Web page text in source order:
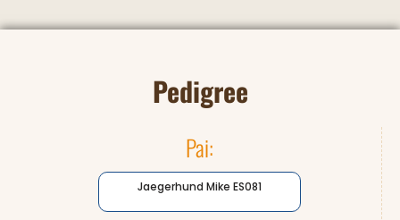
Pedigree
Pai:
Jaegerhund Mike ES081